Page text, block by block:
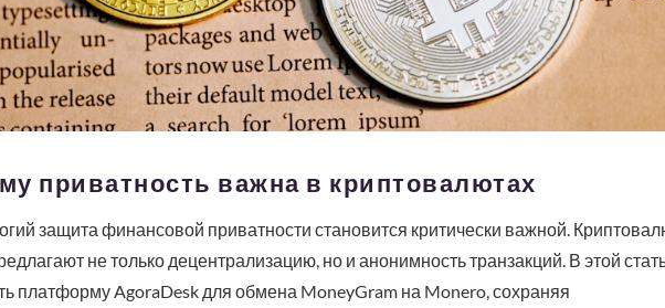
приватность важна в криптовалютах
защита финансовой приватности становится критически важной.
не только децентрализацию, но и анонимность транзакций. В этой
платформу AgoraDesk для обмена MoneyGram на Monero, сохраняя